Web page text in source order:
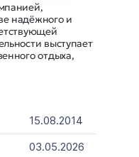
надёжного и
выступает
отдыха,
15.08.2014
03.05.2026